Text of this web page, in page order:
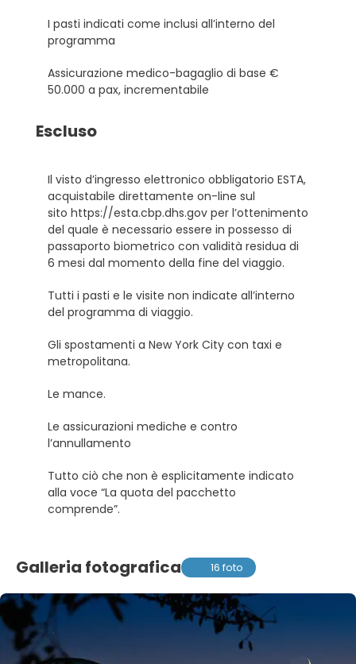
I pasti indicati come inclusi all’interno del
programma
Assicurazione medico-bagaglio di base €
50.000 a pax, incrementabile
Escluso
Il visto d’ingresso elettronico obbligatorio ESTA,
acquistabile direttamente on-line sul
sito https://esta.cbp.dhs.gov per l’ottenimento
del quale è necessario essere in possesso di
passaporto biometrico con validità residua di
6 mesi dal momento della fine del viaggio.
Tutti i pasti e le visite non indicate all’interno
del programma di viaggio.
Gli spostamenti a New York City con taxi e
metropolitana.
Le mance.
Le assicurazioni mediche e contro
l’annullamento
Tutto ciò che non è esplicitamente indicato
alla voce “La quota del pacchetto
comprende”.
Galleria fotografica 16 foto